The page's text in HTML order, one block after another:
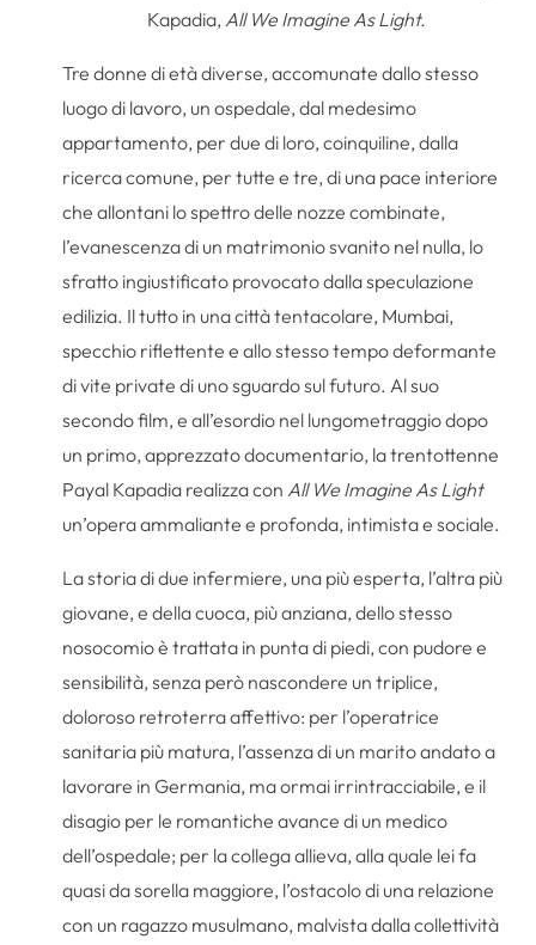
Kapadia, All We Imagine As Light.
Tre donne di età diverse, accomunate dallo stesso
luogo di lavoro, un ospedale, dal medesimo
appartamento, per due di loro, coinquiline, dalla
ricerca comune, per tutte e tre, di una pace interiore
che allontani lo spettro delle nozze combinate,
l’evanescenza di un matrimonio svanito nel nulla, lo
sfratto ingiustificato provocato dalla speculazione
edilizia. Il tutto in una città tentacolare, Mumbai,
specchio riflettente e allo stesso tempo deformante
di vite private di uno sguardo sul futuro. Al suo
secondo film, e all’esordio nel lungometraggio dopo
un primo, apprezzato documentario, la trentottenne
Payal Kapadia realizza con All We Imagine As Light
un’opera ammaliante e profonda, intimista e sociale.
La storia di due infermiere, una più esperta, l’altra più
giovane, e della cuoca, più anziana, dello stesso
nosocomio è trattata in punta di piedi, con pudore e
sensibilità, senza però nascondere un triplice,
doloroso retroterra affettivo: per l’operatrice
sanitaria più matura, l’assenza di un marito andato a
lavorare in Germania, ma ormai irrintracciabile, e il
disagio per le romantiche avance di un medico
dell’ospedale; per la collega allieva, alla quale lei fa
quasi da sorella maggiore, l’ostacolo di una relazione
con un ragazzo musulmano, malvista dalla collettività